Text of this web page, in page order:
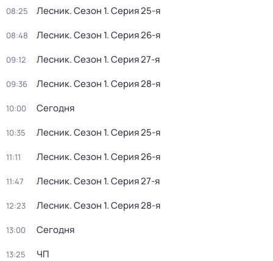
08:25 Лесник. Сезон 1. Серия 25-я
08:48 Лесник. Сезон 1. Серия 26-я
09:12 Лесник. Сезон 1. Серия 27-я
09:36 Лесник. Сезон 1. Серия 28-я
10:00 Сегодня
10:35 Лесник. Сезон 1. Серия 25-я
11:11 Лесник. Сезон 1. Серия 26-я
11:47 Лесник. Сезон 1. Серия 27-я
12:23 Лесник. Сезон 1. Серия 28-я
13:00 Сегодня
13:25 ЧП